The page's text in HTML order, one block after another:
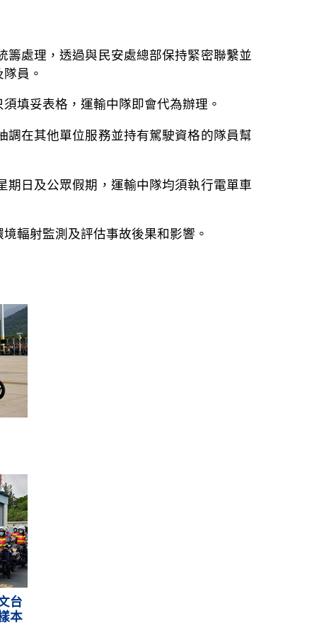
籌處理，透過與民安處總部保持緊密聯繫並
員。
填妥表格，運輸中隊即會代為辦理。
調在其他單位服務並持有駕駛資格的隊員幫
日及公眾假期，運輸中隊均須執行電單車
輻射監測及評估事故後果和影響。
台
本